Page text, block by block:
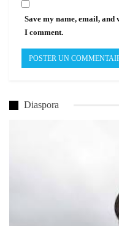
Save my name, email,
I comment.
Diaspora